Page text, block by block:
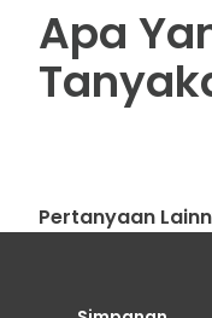
Apa
Pertanyaan